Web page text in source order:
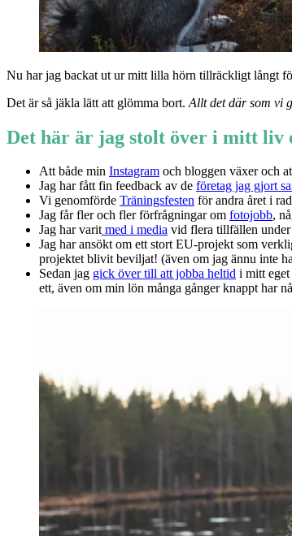
Nu har jag backat ut ur mitt lilla hörn tillräckligt långt
Det är så jäkla lätt att glömma bort. Allt det där som vi
Det här är jag stolt över i mitt liv
Att både min Instagram och bloggen växer och
Jag har fått fin feedback av de företag jag gjort
Vi genomförde Träningsfesten för andra året i
Jag får fler och fler förfrågningar om fotojobb,
Jag har varitmed i media vid flera tillfällen under
Jag har ansökt om ett stort EU-projekt som
projektet blivit beviljat! (även om jag ännu inte
Sedan jag gick över till att jobba heltid i mitt
ett, även om min lön många gånger knappt har